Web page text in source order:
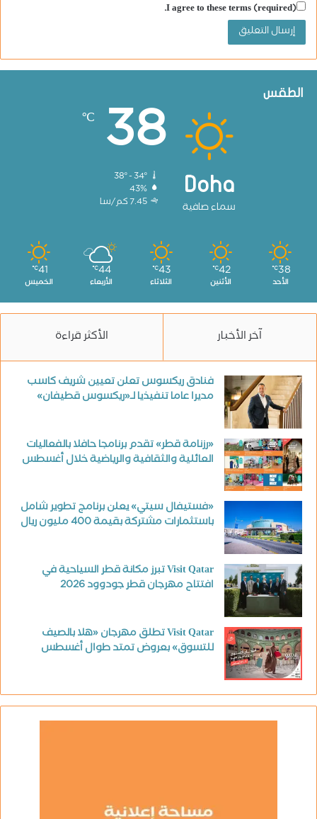
I agree to these terms (required).
الطقس
Doha
سماء صافية
38
℃
43%
7.45 كم/سا
38
℃
الأحد
42
℃
الأثنين
43
℃
الثلاثاء
44
℃
الأربعاء
41
℃
الخميس
آخر الأخبار الأكثر قراءة
فنادق ريكسوس تعلن تعيين شريف كاسب
مديرا عاما تنفيذيا لـ«ريكسوس قطيفان»
«رزنامة قطر» تقدم برنامجا حافلا بالفعاليات
العائلية والثقافية والرياضية خلال أغسطس
«فستيفال سيتي» يعلن برنامج تطوير شامل
باستثمارات مشتركة بقيمة 400 مليون ريال
Visit Qatar تبرز مكانة قطر السياحية في
افتتاح مهرجان قطر جودوود 2026
Visit Qatar تطلق مهرجان «هلا بالصيف
للتسوق» بعروض تمتد طوال أغسطس